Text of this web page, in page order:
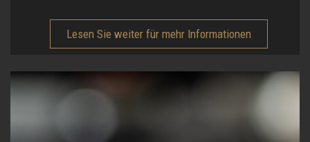
Lesen Sie weiter für mehr Informationen